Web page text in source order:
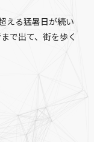
える猛暑日が続い
で出て、街を歩く